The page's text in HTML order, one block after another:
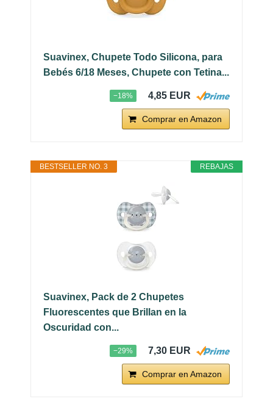
Suavinex, Chupete Todo Silicona, para
Bebés 6/18 Meses, Chupete con Tetina...
−18% 4,85 EUR
Comprar en Amazon
REBAJAS
BESTSELLER NO. 3
Suavinex, Pack de 2 Chupetes
Fluorescentes que Brillan en la
Oscuridad con...
−29% 7,30 EUR
Comprar en Amazon